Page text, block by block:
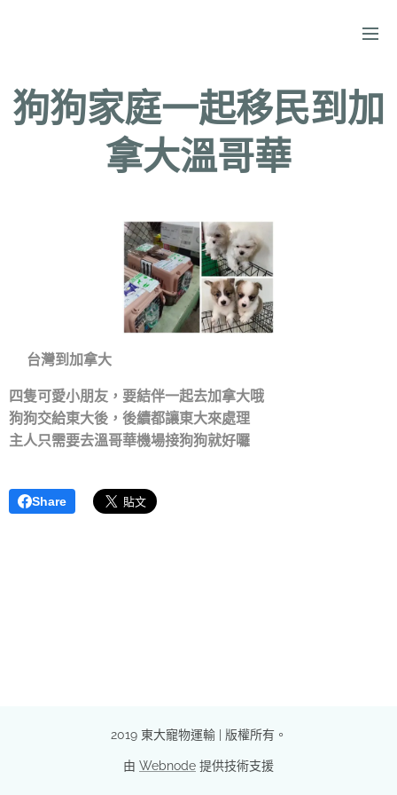
狗狗家庭一起移民到加
拿大溫哥華
✈️台灣到加拿大✈️
四隻可愛小朋友，要結伴一起去加拿大哦
狗狗交給東大後，後續都讓東大來處理
主人只需要去溫哥華機場接狗狗就好囉
Share
2019 東大寵物運輸 | 版權所有。
由 Webnode 提供技術支援